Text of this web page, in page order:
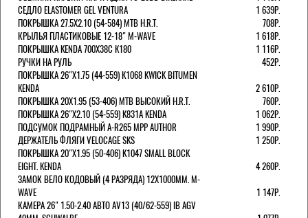
СЕДЛО ELASTOMER GEL VENTURA
1 639Р.
ПОКРЫШКА 27.5X2.10 (54-584) MTB H.R.T.
708Р.
КРЫЛЬЯ ПЛАСТИКОВЫЕ 12-18" M-WAVE
1 618Р.
ПОКРЫШКА KENDA 700Х38С K180
1 116Р.
РУЧКИ НА РУЛЬ
452Р.
ПОКРЫШКА 26"Х1.75 (44-559) K1068 KWICK BITUMEN
KENDA
2 610Р.
ПОКРЫШКА 20X1.95 (53-406) MTB ВЫСОКИЙ H.R.T.
760Р.
ПОКРЫШКА 26"Х2.10 (54-559) K831A KENDA
1 062Р.
ПОДСУМОК ПОДРАМНЫЙ A-R265 MPP AUTHOR
1 990Р.
ДЕРЖАТЕЛЬ ФЛЯГИ VELOCAGE SKS
1 250Р.
ПОКРЫШКА 20"Х1.95 (50-406) K1047 SMALL BLOCK
EIGHT. KENDA
4 260Р.
ЗАМОК ВЕЛО КОДОВЫЙ (4 РАЗРЯДА) 12Х1000ММ. M-
WAVE
1 147Р.
КАМЕРА 26" 1.50-2.40 АВТО AV13 (40/62-559) IB AGV